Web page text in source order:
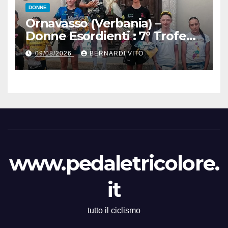
DONNE
Ornavasso (Verbania) –
Donne Esordienti : 7° Trofeo
Santuario Madonna del
Boden, Aurora Cerame e
Martina Zavattero le neo
09/08/2026 BERNARDI VITO
www.pedaletricolore.
it
tutto il ciclismo